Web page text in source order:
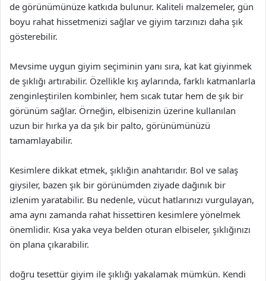
de görünümünüze katkıda bulunur. Kaliteli malzemeler, gün
boyu rahat hissetmenizi sağlar ve giyim tarzınızı daha şık
gösterebilir.
Mevsime uygun giyim seçiminin yanı sıra, kat kat giyinmek
de şıklığı artırabilir. Özellikle kış aylarında, farklı katmanlarla
zenginleştirilen kombinler, hem sıcak tutar hem de şık bir
görünüm sağlar. Örneğin, elbisenizin üzerine kullanılan
uzun bir hırka ya da şık bir palto, görünümünüzü
tamamlayabilir.
Kesimlere dikkat etmek, şıklığın anahtarıdır. Bol ve salaş
giysiler, bazen şık bir görünümden ziyade dağınık bir
izlenim yaratabilir. Bu nedenle, vücut hatlarınızı vurgulayan,
ama aynı zamanda rahat hissettiren kesimlere yönelmek
önemlidir. Kısa yaka veya belden oturan elbiseler, şıklığınızı
ön plana çıkarabilir.
doğru tesettür giyim ile şıklığı yakalamak mümkün. Kendi